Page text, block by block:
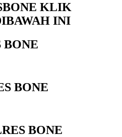
KLIK
INI
BONE
BONE